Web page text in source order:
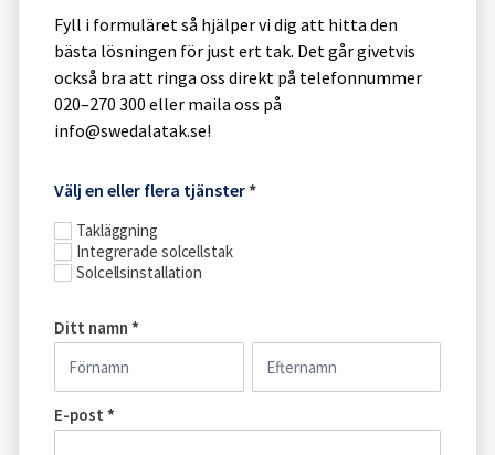
Fyll i formuläret så hjälper vi dig att hitta den
bästa lösningen för just ert tak. Det går givetvis
också bra att ringa oss direkt på telefonnummer
020–270 300 eller maila oss på
info@swedalatak.se!
Boka
Välj en eller flera tjänster*
Takläggning
Integrerade solcellstak
Solcellsinstallation
Ditt namn *
namn
E-post *